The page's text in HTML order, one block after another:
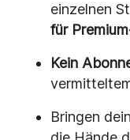
einzelnen
für
Kein
Bringen